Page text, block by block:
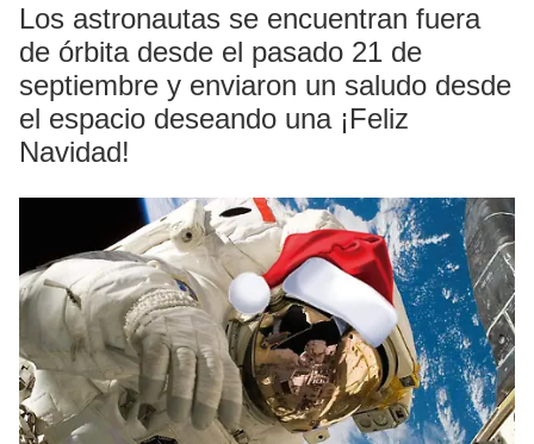
Los astronautas se encuentran fuera
de órbita desde el pasado 21 de
septiembre y enviaron un saludo desde
el espacio deseando una ¡Feliz
Navidad!